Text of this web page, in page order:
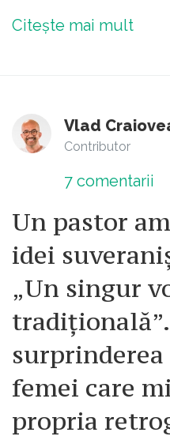
Citește mai mult
Vlad
Contributor
7 comentarii
Un pastor
idei
„Un singur
femei care
propria